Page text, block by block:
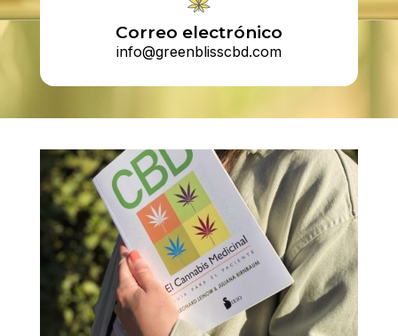
Correo electrónico
info@greenblisscbd.com